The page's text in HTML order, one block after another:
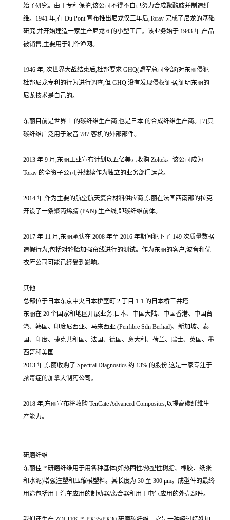
始了研究。由于专利保护,该公司不得不自己努力合成聚酰胺并制造纤
维。1941 年,在 Du Pont 宣布推出尼龙仅三年后,Toray 完成了尼龙的基础
研究,并开始建造一家生产尼龙 6 的小型工厂。该业务始于 1943 年,产品
被销售,主要用于制作渔网。
1946 年, 次世界大战结束后,杜邦要求 GHQ(盟军总司令部)对东丽侵犯
杜邦尼龙专利的行为进行调查,但 GHQ 没有发现侵权证据,证明东丽的
尼龙技术是自己的。
东丽目前是世界上 的碳纤维生产商,也是日本 的合成纤维生产商。[7]其
碳纤维广泛用于波音 787 客机的外部部件。
2013 年 9 月,东丽工业宣布计划以五亿美元收购 Zoltek。该公司成为
Toray 的全资子公司,并继续作为独立的业务部门运营。
2014 年,作为主要的航空航天复合材料供应商,东丽在法国西南部的拉克
开设了一条聚丙烯腈 (PAN) 生产线,即碳纤维前体。
2017 年 11 月,东丽承认在 2008 年至 2016 年期间犯下了 149 次质量数据
造假行为,包括对轮胎加强帘线进行的测试。作为东丽的客户,波音和优
衣库公司可能已经受到影响。
其他
总部位于日本东京中央日本桥室町 2 丁目 1-1 的日本桥三井塔
东丽在 20 个国家和地区开展业务:日本、中国大陆、中国香港、中国台
湾、韩国、印度尼西亚、马来西亚 (Penfibre Sdn Berhad)、新加坡、泰
国、印度、捷克共和国、法国、德国、意大利、荷兰、瑞士、英国、墨
西哥和美国
2013 年,东丽收购了 Spectral Diagnostics 约 13% 的股份,这是一家专注于
脓毒症的加拿大制药公司。
2018 年,东丽宣布将收购 TenCate Advanced Composites,以提高碳纤维生
产能力。
研磨纤维
东丽佳™研磨纤维用于用各种基体(如热固性/热塑性树脂、橡胶、纸张
和水泥)增强注塑和压缩模塑料。其长度为 30 至 300 μm。成型件的最终
用途包括用于汽车应用的制动器/离合器和用于电气应用的外壳部件。